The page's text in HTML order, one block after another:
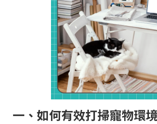
一、如何有效打掃寵物環